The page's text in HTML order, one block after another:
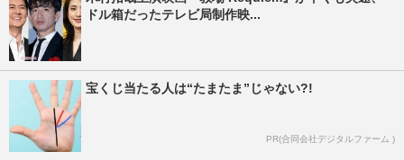
ドル箱だったテレビ局制作映...
宝くじ当たる人は“たまたま”じゃない?!
PR(合同会社デジタルファーム )